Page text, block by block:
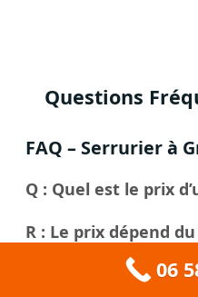
Questions
FAQ – Serrurier à
Q : Quel est le prix
R : Le prix dépend
Une ouverture de
06